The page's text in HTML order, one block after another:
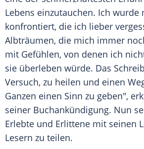
Lebens einzutauchen. Ich wurde
konfrontiert, die ich lieber
Albträumen, die mich immer
mit Gefühlen, von denen ich
sie überleben würde. Das
Versuch, zu heilen und einen
Ganzen einen Sinn zu geben",
seiner Buchankündigung. Nun
Erlebte und Erlittene mit seinen
Lesern zu teilen.